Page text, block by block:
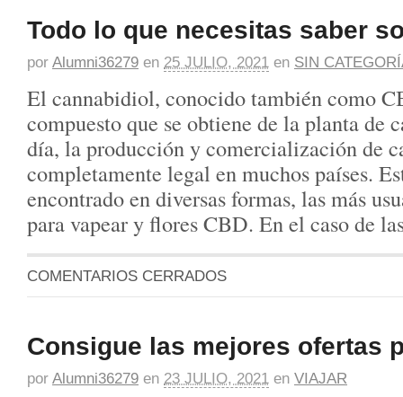
Todo lo que necesitas saber
por Alumni36279 en 25 JULIO, 2021 en SIN
El cannabidiol, conocido también como
compuesto que se obtiene de la planta de
día, la producción y comercialización de
completamente legal en muchos países.
encontrado en diversas formas, las más
para vapear y flores CBD. En el caso de
COMENTARIOS CERRADOS
Consigue las mejores ofertas
por Alumni36279 en 23 JULIO, 2021 en VIAJAR